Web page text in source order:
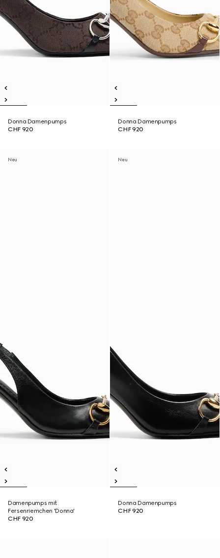
Donna Damenpumps
CHF 920
Donna Damenpumps
CHF 920
Neu
Damenpumps mit
Fersenriemchen 'Donna'
CHF 920
Neu
Donna Damenpumps
CHF 920